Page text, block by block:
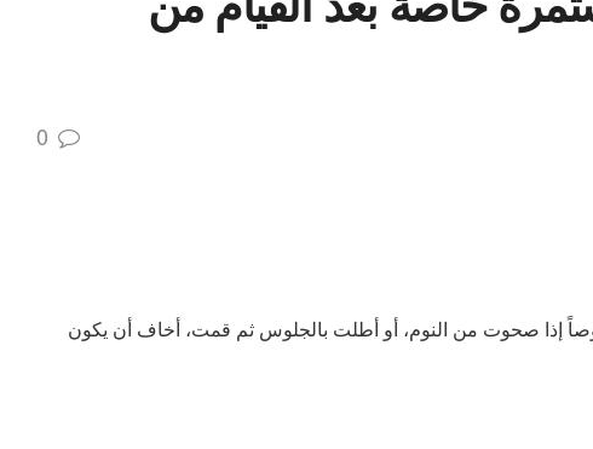
0
إذا صحوت من النوم، أو أطلت بالجلوس ثم قمت، أخاف أن يكون